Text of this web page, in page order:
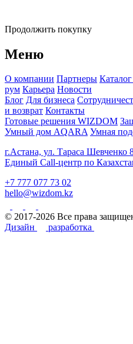
Продолжить покупку
Меню
О компании Партнеры
рум Карьера Новости
Блог Для бизнеса
и возврат Контакты
Готовые решения WIZDOM
Умный дом AQARA Умная
г.Астана, ул. Тараса Шевченко
Единый Call-центр по
+7 777 077 73 02
hello@wizdom.kz
© 2017-2026 Все права
Дизайн
разработка